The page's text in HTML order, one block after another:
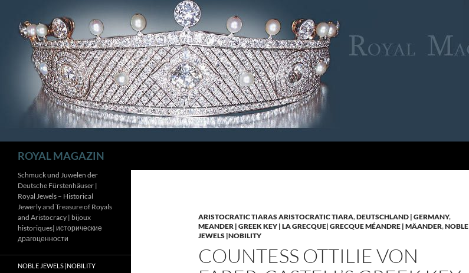
Inhalt
springen
ROYAL MAGAZIN
ARISTOCRATIC TIARAS ARISTOCRATIC TIARA,DEUTSCHLAND | GERMANY,
MEANDER | GREEK KEY | LA GRECQUE| GRECQUE MÉANDRE | MÄANDER,NOBLE
JEWELS |NOBILITY
COUNTESS OTTILIE VON
Schmuck und Juwelen der
Deutsche Fürstenhäuser |
Royal Jewels – Historical
Jewerly and Treasure of Royals
and Aristocracy | bijoux
historiques| исторические
драгоценности
NOBLE JEWELS |NOBILITY